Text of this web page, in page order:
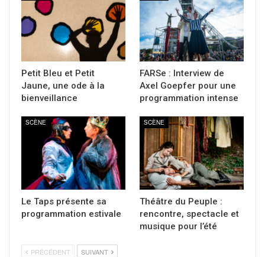
Petit Bleu et Petit
Jaune, une ode à la
bienveillance
FARSe : Interview de
Axel Goepfer pour une
programmation intense
SCÈNE
Le Taps présente sa
programmation estivale
SCÈNE
Théâtre du Peuple :
rencontre, spectacle et
musique pour l’été
PRÉCÉDENT SUIVANT